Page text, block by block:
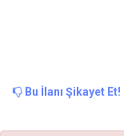
Bu İlanı Şikayet Et!